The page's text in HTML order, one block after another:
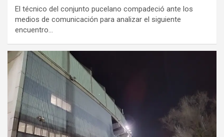
El técnico del conjunto pucelano compadeció ante los
medios de comunicación para analizar el siguiente
encuentro…